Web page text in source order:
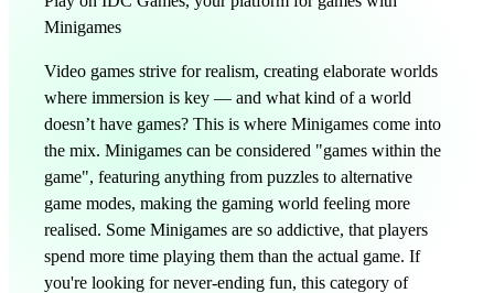
Minigames
Video games strive for realism, creating elaborate worlds
where immersion is key — and what kind of a world
doesn’t have games? This is where Minigames come into
the mix. Minigames can be considered "games within the
game", featuring anything from puzzles to alternative
game modes, making the gaming world feeling more
realised. Some Minigames are so addictive, that players
spend more time playing them than the actual game. If
you're looking for never-ending fun, this category of